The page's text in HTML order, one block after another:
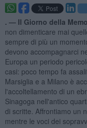
. — Il Giorno della
non dimenticare mai
sempre di più un
devono accompagnarci
Europa un periodo
casi: poco tempo fa
Marsiglia e a Milano è
l'accoltellamento di un
Sinagoga nell'antico
di scritte. Affrontiamo un
mentre le voci dei